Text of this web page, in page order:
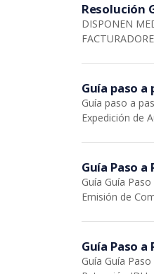
Resolución
DISPONEN
Guía paso
Guía paso a
Expedición de
Guía Paso
Guía Guía
Emisión de
Guía Paso
Guía Guía